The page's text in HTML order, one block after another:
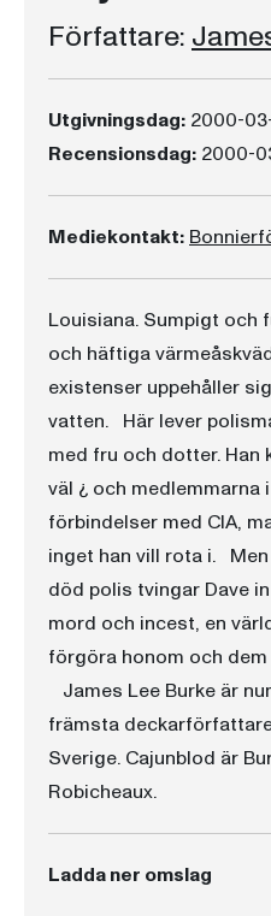
Författare:
Utgivningsdag: 2000-
Recensionsdag: 2000-
Mediekontakt:
Louisiana. Sumpigt och
och häftiga
existenser uppehåller
vatten. Här lever
med fru och dotter. Han
väl ¿ och medlemmarna
förbindelser med CIA,
inget han vill rota i.
död polis tvingar Dave
mord och incest, en
förgöra honom och
James Lee Burke är
främsta
Sverige. Cajunblod är
Robicheaux.
Ladda ner omslag